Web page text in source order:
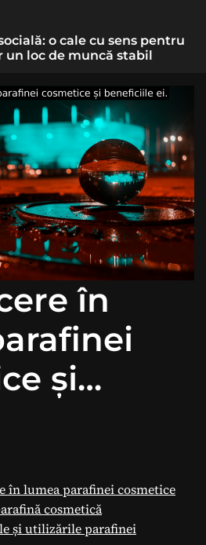
o cale cu sens pentru
un loc de muncă stabil
în
și
ei.
în lumea parafinei cosmetice
cosmetică
și utilizările parafinei